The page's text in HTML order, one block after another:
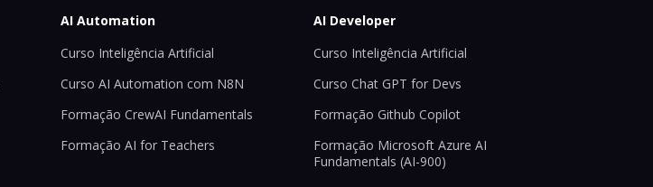
AI Automation
Curso Inteligência Artificial
Curso AI Automation com N8N
Formação CrewAI Fundamentals
Formação AI for Teachers
AI Developer
Curso Inteligência Artificial
Curso Chat GPT for Devs
Formação Github Copilot
Formação Microsoft Azure AI
Fundamentals (AI-900)